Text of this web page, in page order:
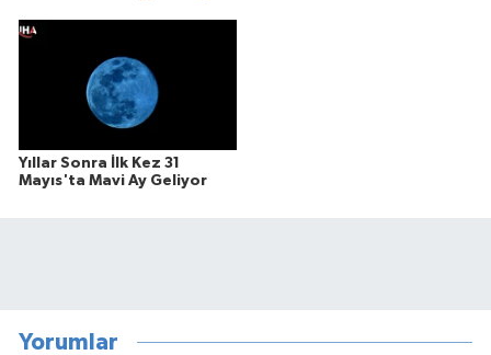
Yıllar Sonra İlk Kez 31
Mayıs'ta Mavi Ay Geliyor
Yorumlar